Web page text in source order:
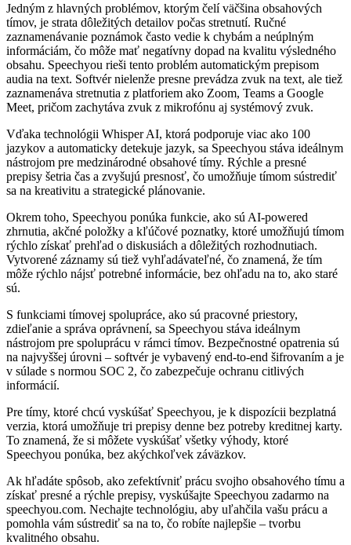
Jedným z hlavných problémov, ktorým čelí väčšina obsahových
tímov, je strata dôležitých detailov počas stretnutí. Ručné
zaznamenávanie poznámok často vedie k chybám a neúplným
informáciám, čo môže mať negatívny dopad na kvalitu výsledného
obsahu. Speechyou rieši tento problém automatickým prepisom
audia na text. Softvér nielenže presne prevádza zvuk na text, ale tiež
zaznamenáva stretnutia z platforiem ako Zoom, Teams a Google
Meet, pričom zachytáva zvuk z mikrofónu aj systémový zvuk.
Vďaka technológii Whisper AI, ktorá podporuje viac ako 100
jazykov a automaticky detekuje jazyk, sa Speechyou stáva ideálnym
nástrojom pre medzinárodné obsahové tímy. Rýchle a presné
prepisy šetria čas a zvyšujú presnosť, čo umožňuje tímom sústrediť
sa na kreativitu a strategické plánovanie.
Okrem toho, Speechyou ponúka funkcie, ako sú AI-powered
zhrnutia, akčné položky a kľúčové poznatky, ktoré umožňujú tímom
rýchlo získať prehľad o diskusiách a dôležitých rozhodnutiach.
Vytvorené záznamy sú tiež vyhľadávateľné, čo znamená, že tím
môže rýchlo nájsť potrebné informácie, bez ohľadu na to, ako staré
sú.
S funkciami tímovej spolupráce, ako sú pracovné priestory,
zdieľanie a správa oprávnení, sa Speechyou stáva ideálnym
nástrojom pre spoluprácu v rámci tímov. Bezpečnostné opatrenia sú
na najvyššej úrovni – softvér je vybavený end-to-end šifrovaním a je
v súlade s normou SOC 2, čo zabezpečuje ochranu citlivých
informácií.
Pre tímy, ktoré chcú vyskúšať Speechyou, je k dispozícii bezplatná
verzia, ktorá umožňuje tri prepisy denne bez potreby kreditnej karty.
To znamená, že si môžete vyskúšať všetky výhody, ktoré
Speechyou ponúka, bez akýchkoľvek záväzkov.
Ak hľadáte spôsob, ako zefektívniť prácu svojho obsahového tímu a
získať presné a rýchle prepisy, vyskúšajte Speechyou zadarmo na
speechyou.com. Nechajte technológiu, aby uľahčila vašu prácu a
pomohla vám sústrediť sa na to, čo robíte najlepšie – tvorbu
kvalitného obsahu.